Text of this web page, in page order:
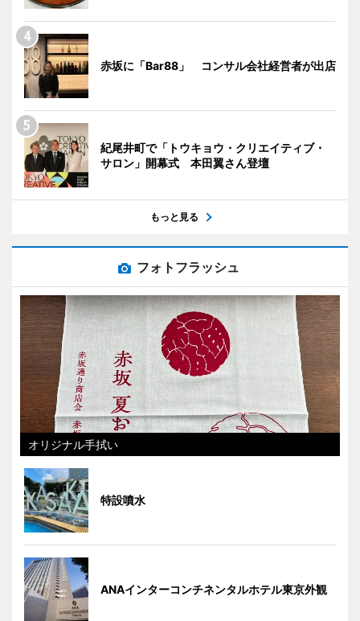
赤坂に「Bar88」 コンサル会社経営者が出店
紀尾井町で「トウキョウ・クリエイティブ・
サロン」開幕式 本田翼さん登壇
もっと見る
フォトフラッシュ
オリジナル手拭い
特設噴水
ANAインターコンチネンタルホテル東京外観